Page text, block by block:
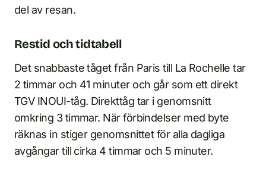
del av resan.
Restid och tidtabell
Det snabbaste tåget från Paris till La Rochelle tar
2 timmar och 41 minuter och går som ett direkt
TGV INOUI-tåg. Direkttåg tar i genomsnitt
omkring 3 timmar. När förbindelser med byte
räknas in stiger genomsnittet för alla dagliga
avgångar till cirka 4 timmar och 5 minuter.